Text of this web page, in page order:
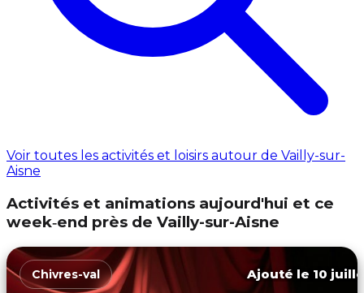
Voir toutes les activités et loisirs autour de Vailly-sur-
Aisne
Activités et animations aujourd'hui et ce
week‑end près de Vailly-sur-Aisne
Chivres-val Ajouté le 10